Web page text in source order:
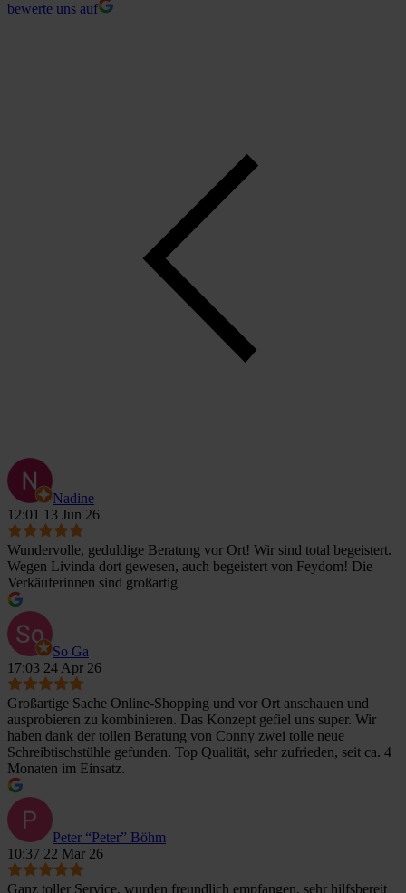
bewerte uns auf
Nadine
12:01 13 Jun 26
Wundervolle, geduldige Beratung vor Ort! Wir sind total begeistert.
Wegen Livinda dort gewesen, auch begeistert von Feydom! Die
Verkäuferinnen sind großartig
So Ga
17:03 24 Apr 26
Großartige Sache Online-Shopping und vor Ort anschauen und
ausprobieren zu kombinieren. Das Konzept gefiel uns super. Wir
haben dank der tollen Beratung von Conny zwei tolle neue
Schreibtischstühle gefunden. Top Qualität, sehr zufrieden, seit ca. 4
Monaten im Einsatz.
Peter “Peter” Böhm
10:37 22 Mar 26
Ganz toller Service, wurden freundlich empfangen, sehr hilfsbereit